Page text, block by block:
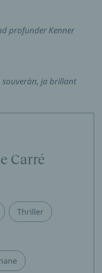
profunder Kenner
souverän, ja brillant
Carré
Thriller